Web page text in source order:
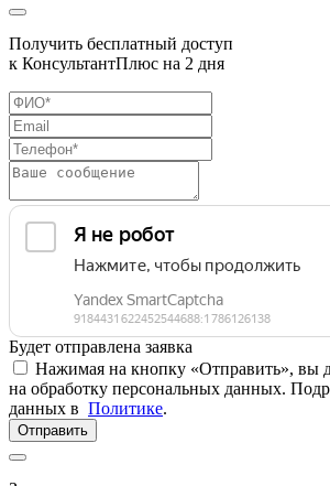
Получить бесплатный доступ
к КонсультантПлюс на 2 дня
Будет отправлена заявка
Нажимая на кнопку «Отправить», вы
на обработку персональных данных.
данных в Политике.
Отправить